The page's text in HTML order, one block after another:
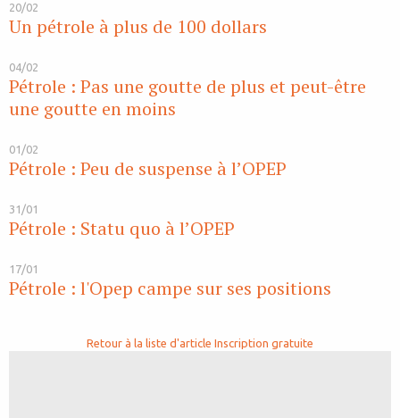
20/02
Un pétrole à plus de 100 dollars
04/02
Pétrole : Pas une goutte de plus et peut-être
une goutte en moins
01/02
Pétrole : Peu de suspense à l’OPEP
31/01
Pétrole : Statu quo à l’OPEP
17/01
Pétrole : l'Opep campe sur ses positions
Retour à la liste d'article Inscription gratuite